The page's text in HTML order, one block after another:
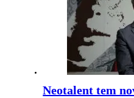
Neotalent tem